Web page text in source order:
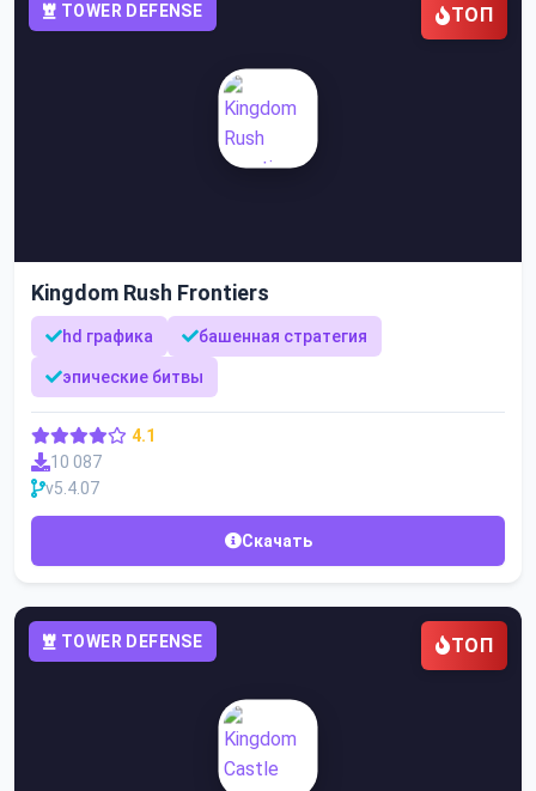
TOWER DEFENSE ТОП
Kingdom Rush Frontiers
hd графика башенная стратегия
эпические битвы
4.1
10 087
v5.4.07
Скачать
TOWER DEFENSE ТОП